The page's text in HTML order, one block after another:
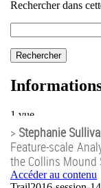
> Stephanie
Feature-scale
the Collins Mound